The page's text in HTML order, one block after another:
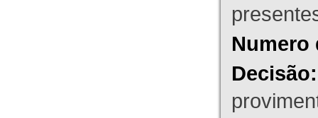
Numero
Decisão: